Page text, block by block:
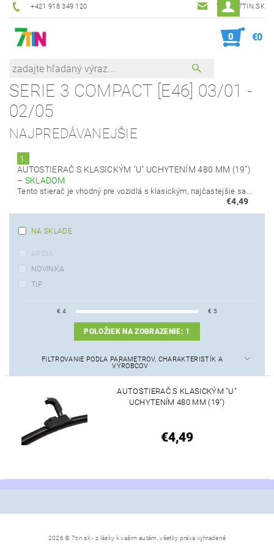
+421 918 349 120 7TIN@7TIN.SK
0 €0
SERIE 3 COMPACT [E46] 03/01 -
02/05
NAJPREDÁVANEJŠIE
1.
AUTOSTIERAČ S KLASICKÝM "U" UCHYTENÍM 480 MM (19")
– SKLADOM
Tento stierač je vhodný pre vozidlá s klasickým, najčastejšie sa...
€4,49
NA SKLADE
AKCIA
NOVINKA
TIP
€ 4 € 5
POLOŽIEK NA ZOBRAZENIE: 1
FILTROVANIE PODĽA PARAMETROV, CHARAKTERISTÍK A
VÝROBCOV
AUTOSTIERAČ S KLASICKÝM "U"
UCHYTENÍM 480 MM (19")
€4,49
2026 © 7tin.sk - z lásky k vašim autám, všetky práva vyhradené